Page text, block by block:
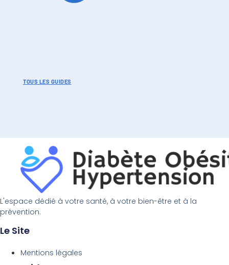
TOUS LES GUIDES
L'espace dédié à votre santé, à votre bien-être et à la
prévention.
Le Site
Mentions légales